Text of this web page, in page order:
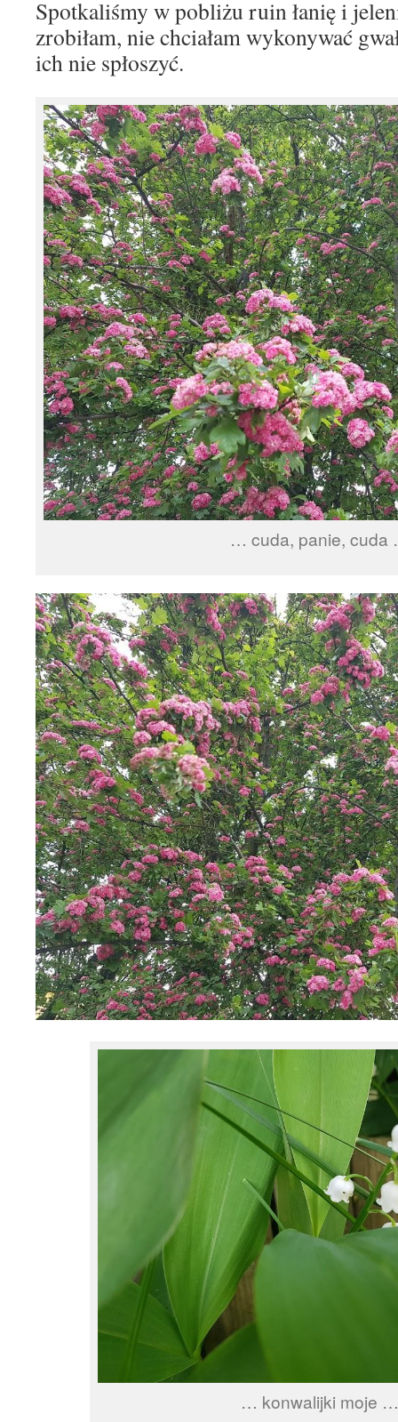
Spotkaliśmy w pobliżu ruin łanię i
zrobiłam, nie chciałam wykonywać
ich nie spłoszyć.
… cuda, panie,
… konwalijki moje …